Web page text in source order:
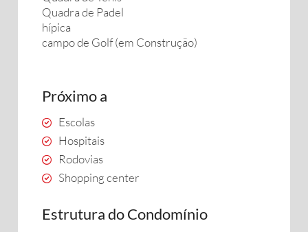
Quadra de Padel
hípica
campo de Golf (em Construção)
Próximo a
Escolas
Hospitais
Rodovias
Shopping center
Estrutura do Condomínio